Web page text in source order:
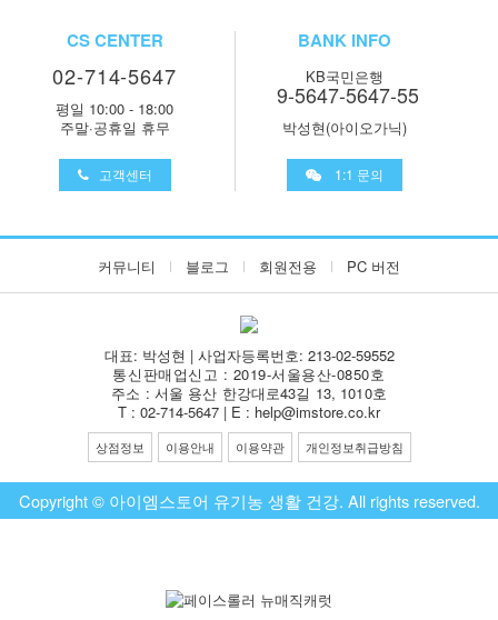
CS CENTER
02-714-5647
평일 10:00 - 18:00
주말·공휴일 휴무
고객센터
BANK INFO
KB국민은행
9-5647-5647-55
박성현(아이오가닉)
1:1 문의
커뮤니티 블로그 회원전용 PC 버전
대표: 박성현 | 사업자등록번호: 213-02-59552
통신판매업신고 : 2019-서울용산-0850호
주소 : 서울 용산 한강대로43길 13, 1010호
T : 02-714-5647 | E : help@imstore.co.kr
상점정보 이용안내 이용약관 개인정보취급방침
Copyright © 아이엠스토어 유기농 생활 건강. All rights reserved.